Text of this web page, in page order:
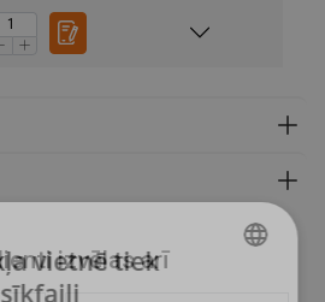
izvēlas arī
vietnē tiek